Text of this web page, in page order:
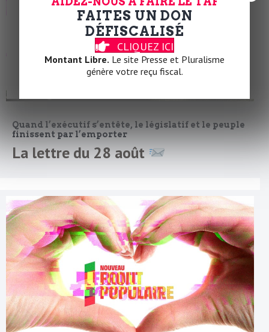
Quand l’exécutif s’entête, le législatif et le peuple
finissent par l’emporter
La lettre du 28 août
FAITES UN DON
DÉFISCALISÉ
CLIQUEZ ICI
Montant Libre. Le site Presse et Pluralisme
génère votre reçu fiscal.